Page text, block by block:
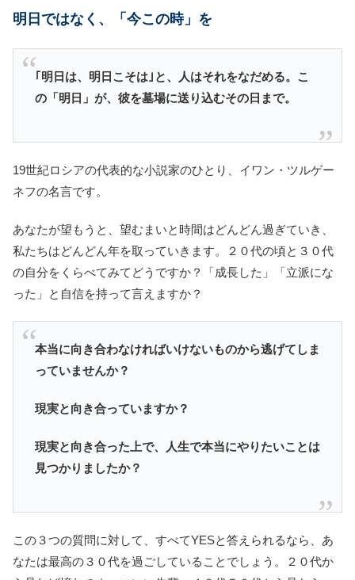
明日ではなく、「今この時」を
｢明日は、明日こそは｣と、人はそれをなだめる。こ
の「明日」が、彼を墓場に送り込むその日まで。
19世紀ロシアの代表的な小説家のひとり、イワン・ツルゲー
ネフの名言です。
あなたが望もうと、望むまいと時間はどんどん過ぎていき、
私たちはどんどん年を取っていきます。２０代の頃と３０代
の自分をくらべてみてどうですか？「成長した」「立派にな
った」と自信を持って言えますか？
本当に向き合わなければいけないものから逃げてしま
っていませんか？
現実と向き合っていますか？
現実と向き合った上で、人生で本当にやりたいことは
見つかりましたか？
この３つの質問に対して、すべてYESと答えられるなら、あ
なたは最高の３０代を過ごしていることでしょう。２０代か